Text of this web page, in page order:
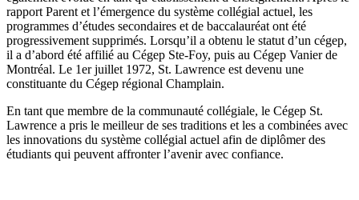
rapport Parent et l’émergence du système collégial actuel, les
programmes d’études secondaires et de baccalauréat ont été
progressivement supprimés. Lorsqu’il a obtenu le statut d’un cégep,
il a d’abord été affilié au Cégep Ste-Foy, puis au Cégep Vanier de
Montréal. Le 1er juillet 1972, St. Lawrence est devenu une
constituante du Cégep régional Champlain.
En tant que membre de la communauté collégiale, le Cégep St.
Lawrence a pris le meilleur de ses traditions et les a combinées avec
les innovations du système collégial actuel afin de diplômer des
étudiants qui peuvent affronter l’avenir avec confiance.